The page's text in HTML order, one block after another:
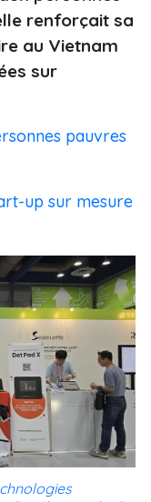
renforçait sa
au Vietnam
sur
pauvres
up sur mesure